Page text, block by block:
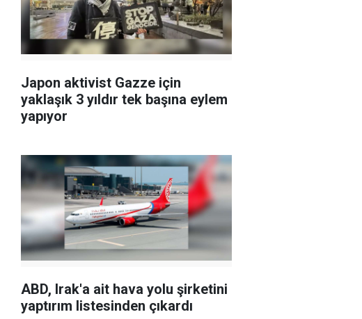
Japon aktivist Gazze için
yaklaşık 3 yıldır tek başına eylem
yapıyor
ABD, Irak'a ait hava yolu şirketini
yaptırım listesinden çıkardı